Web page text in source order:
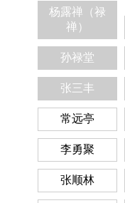
杨露禅（禄
禅）
孙禄堂
张三丰
常远亭
李勇聚
张顺林